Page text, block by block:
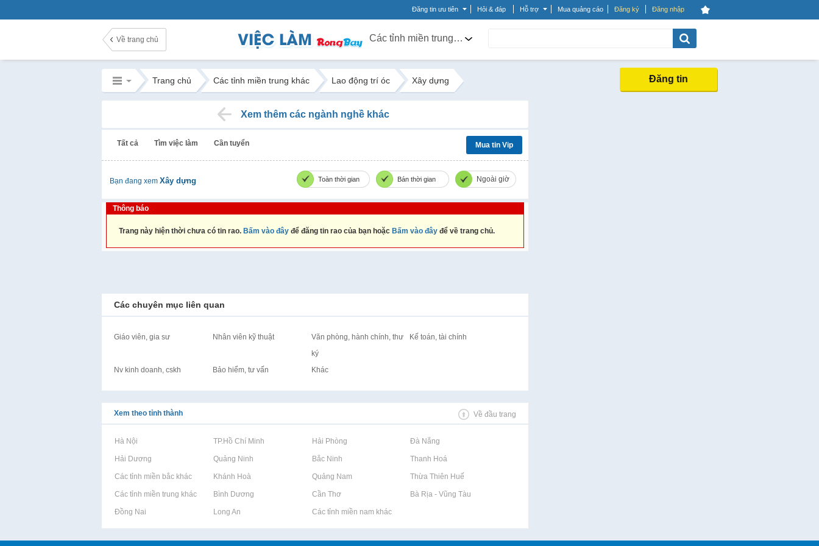
Đăng tin ưu tiên Hỏi & đáp Hỗ trợ Mua quảng cáo Đăng ký Đăng nhập
Về trang chủ Các tỉnh miền trung khác
Trang chủ Các tỉnh miền trung khác Lao động trí óc Xây dựng Đăng tin
Xem thêm các ngành nghề khác
Tất cả Tìm việc làm Cần tuyển Mua tin Vip
Bạn đang xem Xây dựng Toàn thời gian Bán thời gian Ngoài giờ
Thông báo
Trang này hiện thời chưa có tin rao. Bấm vào đây để đăng tin rao của bạn hoặc Bấm vào đây để về trang chủ.
Các chuyên mục liên quan
Giáo viên, gia sư Nhân viên kỹ thuật
Văn phòng, hành chính, thư
ký
Kế toán, tài chính
Nv kinh doanh, cskh Bảo hiểm, tư vấn Khác
Xem theo tỉnh thành Về đầu trang
Rao vặt tại Hà Nội Rao vặt tại TP.Hồ Chí Minh Rao vặt tại Hải Phòng Rao vặt tại Đà Nẵng
Rao vặt tại Hải Dương Rao vặt tại Quảng Ninh Rao vặt tại Bắc Ninh Rao vặt tại Thanh Hoá
Rao vặt tại Các tỉnh miền bắc khácRao vặt tại Khánh Hoà Rao vặt tại Quảng Nam Rao vặt tại Thừa Thiên Huế
Rao vặt tại Các tỉnh miền trung khácRao vặt tại Bình Dương Rao vặt tại Cần Thơ Rao vặt tại Bà Rịa - Vũng Tàu
Rao vặt tại Đồng Nai Rao vặt tại Long An Rao vặt tại Các tỉnh miền nam khác